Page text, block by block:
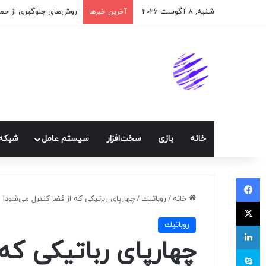
شنبه, 8 آگوست 2026 آخرین خبرها اپلیکیشن پیام‌رسان
خانه بازی سخت‌افزار سيستم عامل
خانه / روباتيك /چهارپای رباتیکی که از فضا کنترل می‌شود!
روباتيك
چهارپای رباتیکی
فیسبوک